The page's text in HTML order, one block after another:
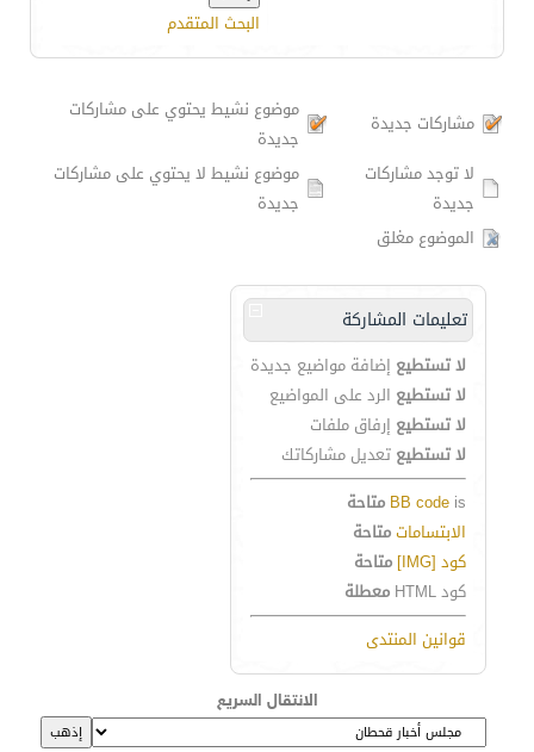
البحث المتقدم
مشاركات جديدة
موضوع نشيط يحتوي على مشاركات
جديدة
لا توجد مشاركات
جديدة
موضوع نشيط لا يحتوي على مشاركات
جديدة
الموضوع مغلق
تعليمات المشاركة
لا تستطيع إضافة مواضيع جديدة
لا تستطيع الرد على المواضيع
لا تستطيع إرفاق ملفات
لا تستطيع تعديل مشاركاتك
BB code is
متاحة
الابتساماتمتاحة
كود [IMG]
متاحة
كود HTML
معطلة
قوانين المنتدى
الانتقال السريع